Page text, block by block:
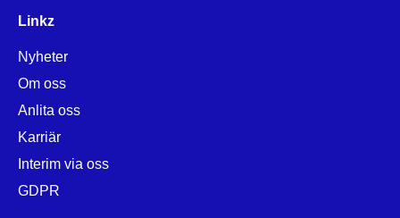
Linkz
Nyheter
Om oss
Anlita oss
Karriär
Interim via oss
GDPR